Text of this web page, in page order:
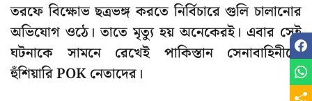
তরফে বিক্ষোভ ছত্রভঙ্গ করতে নির্বিচারে গুলি চালানোর
অভিযোগ ওঠে। তাতে মৃত্যু হয় অনেকেরই। এবার সেই
ঘটনাকে সামনে রেখেই পাকিস্তান সেনাবাহিনীকে
হুঁশিয়ারি POK নেতাদের।